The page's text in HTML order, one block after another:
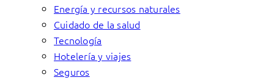
Energía y recursos naturales
Cuidado de la salud
Tecnología
Hotelería y viajes
Seguros